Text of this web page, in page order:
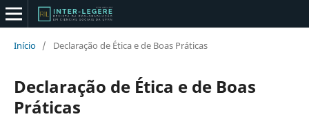
Início / Declaração de Ética e de Boas Práticas
Declaração de Ética e de Boas
Práticas